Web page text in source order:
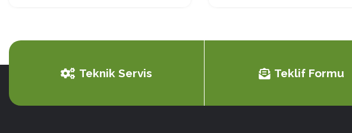
Teknik Servis Teklif Formu